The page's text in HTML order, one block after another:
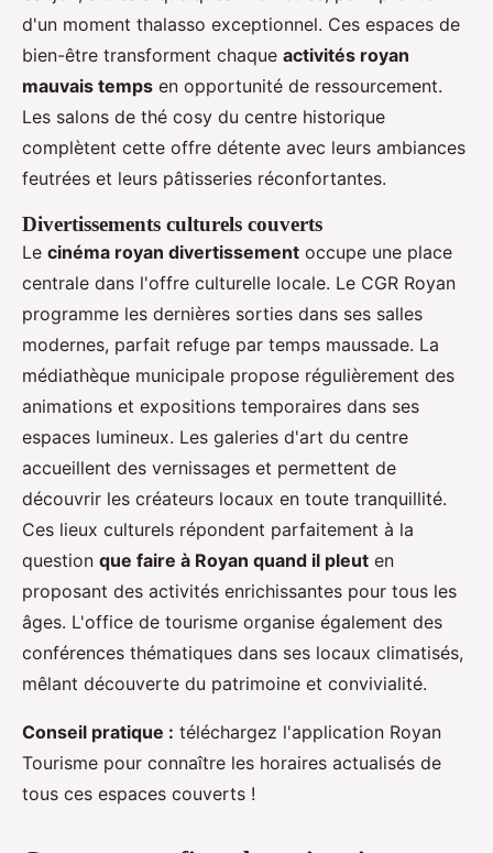
d'un moment thalasso exceptionnel. Ces espaces de
bien-être transforment chaque activités royan
mauvais temps en opportunité de ressourcement.
Les salons de thé cosy du centre historique
complètent cette offre détente avec leurs ambiances
feutrées et leurs pâtisseries réconfortantes.
Divertissements culturels couverts
Le cinéma royan divertissement occupe une place
centrale dans l'offre culturelle locale. Le CGR Royan
programme les dernières sorties dans ses salles
modernes, parfait refuge par temps maussade. La
médiathèque municipale propose régulièrement des
animations et expositions temporaires dans ses
espaces lumineux. Les galeries d'art du centre
accueillent des vernissages et permettent de
découvrir les créateurs locaux en toute tranquillité.
Ces lieux culturels répondent parfaitement à la
question que faire à Royan quand il pleut en
proposant des activités enrichissantes pour tous les
âges. L'office de tourisme organise également des
conférences thématiques dans ses locaux climatisés,
mêlant découverte du patrimoine et convivialité.
Conseil pratique : téléchargez l'application Royan
Tourisme pour connaître les horaires actualisés de
tous ces espaces couverts !